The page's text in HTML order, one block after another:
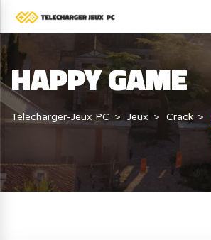
HAPPY GAME
Telecharger-Jeux PC Jeux Crack